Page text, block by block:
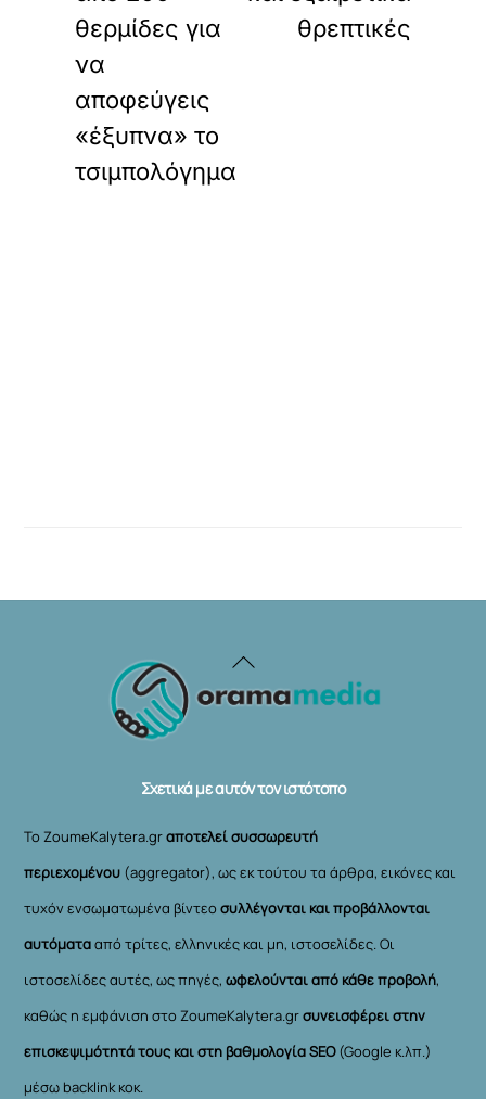
θερμίδες για
να
αποφεύγεις
«έξυπνα» το
τσιμπολόγημα
θρεπτικές
Back
To
Σχετικά με αυτόν τον ιστότοπο
Το ZoumeKalytera.grαποτελεί συσσωρευτή
περιεχομένου (aggregator), ως εκ τούτου τα άρθρα, εικόνες και
τυχόν ενσωματωμένα βίντεοσυλλέγονται και προβάλλονται
αυτόματααπό τρίτες, ελληνικές και μη, ιστοσελίδες. Οι
ιστοσελίδες αυτές, ως πηγές,ωφελούνται από κάθε προβολή,
καθώς η εμφάνιση στο ZoumeKalytera.grσυνεισφέρει στην
επισκεψιμότητά τους και στη βαθμολογία SEO(Google κ.λπ.)
μέσω backlink κοκ.